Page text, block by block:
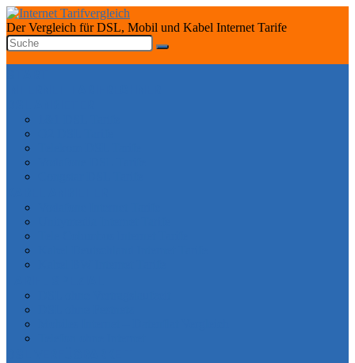
Der Vergleich für DSL, Mobil und Kabel Internet Tarife